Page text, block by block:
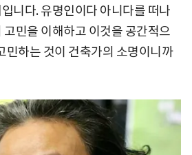
니다. 유명인이다 아니다를 떠나
민을 이해하고 이것을 공간적으
민하는 것이 건축가의 소명이니까